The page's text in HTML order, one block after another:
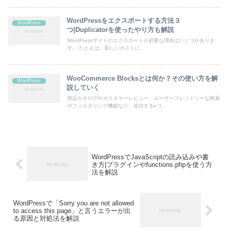
WordPress
WordPressをエクスポートする方法３
つ|Duplicatorを使ったやり方も解説
WordPressサイトのエクスポートが必要な理由はいくつかありま
す。 たとえば、新しいホストに...
WordPress
WooCommerce Blocksとは何か？その使い方を解
説していく
商品カタログやカスタマーレビュー、ユーザーフレンドリーな検索
やフィルタリング機能など、成功するeコ...
WordPressでJavaScriptの読み込みや書
き方|プラグインやfunctions.phpを使う方
法を解説
WordPressで「Sorry you are not allowed
to access this page」と言うエラーが出
る原因と対処法を解説